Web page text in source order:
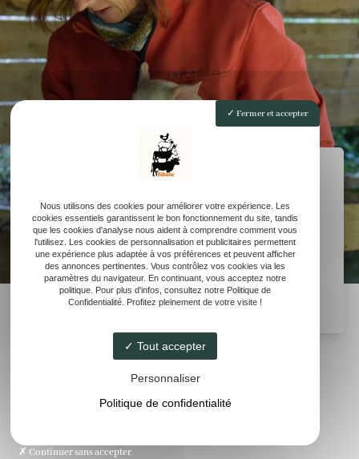
Contactez-nous dès maintenant !
Fermer et accepter
Nous utilisons des cookies pour améliorer votre expérience. Les
cookies essentiels garantissent le bon fonctionnement du site, tandis
que les cookies d'analyse nous aident à comprendre comment vous
l'utilisez. Les cookies de personnalisation et publicitaires permettent
une expérience plus adaptée à vos préférences et peuvent afficher
des annonces pertinentes. Vous contrôlez vos cookies via les
paramètres du navigateur. En continuant, vous acceptez notre
politique. Pour plus d'infos, consultez notre Politique de
Confidentialité. Profitez pleinement de votre visite !
Tout accepter
Personnaliser
Politique de confidentialité
Continuer sans accepter